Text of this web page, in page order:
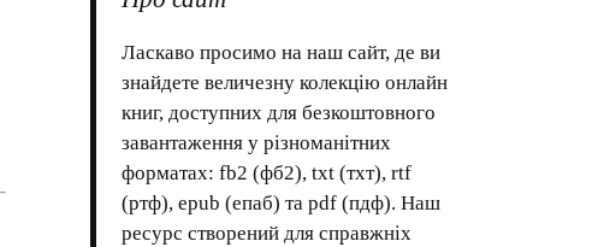
Ласкаво просимо на наш сайт, де ви
знайдете величезну колекцію онлайн
книг, доступних для безкоштовного
завантаження у різноманітних
форматах: fb2 (фб2), txt (тхт), rtf
(ртф), epub (епаб) та pdf (пдф). Наш
ресурс створений для справжніх